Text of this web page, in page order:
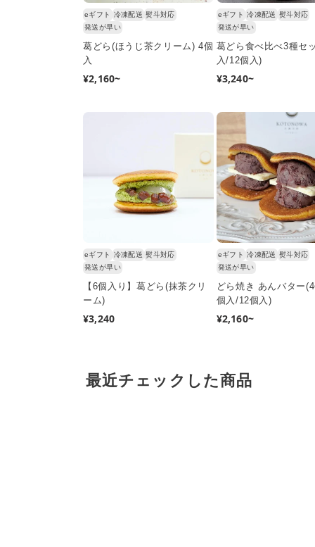
eギフト 冷凍配送 熨斗対応
発送が早い
葛どら(ほうじ茶クリーム) 4個
入
通
¥2,160~
eギフト 冷凍配送 熨斗対応
発送が早い
葛どら食べ比べ3種セ
入/12個入)
通
¥3,240~
eギフト 冷凍配送 熨斗対応
発送が早い
【6個入り】葛どら(抹茶クリ
ーム)
通
¥3,240
eギフト 冷凍配送 熨斗対応
発送が早い
どら焼き あんバター
個入/12個入)
通
¥2,160~
最近チェックした商品